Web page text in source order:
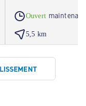
Ouvert maintenant
5,5 km